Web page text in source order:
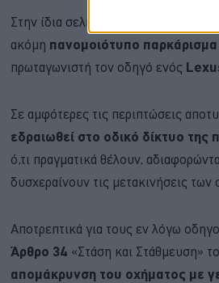
Στην ίδια σελίδα του Facebook, με
ακόμη πανομοιότυπο παρκάρισμα
πρωταγωνιστή τον οδηγό ενός
Σε αμφότερες τις περιπτώσεις
εδραιωθεί στο οδικό δίκτυο
ό,τι πραγματικά θέλουν,
δυσχεραίνουν τις μετακινήσεις
Αποτρεπτικά για τους εν λόγω
Άρθρο 34 «Στάση και Στάθμευση»
απομάκρυνση του οχήματος με